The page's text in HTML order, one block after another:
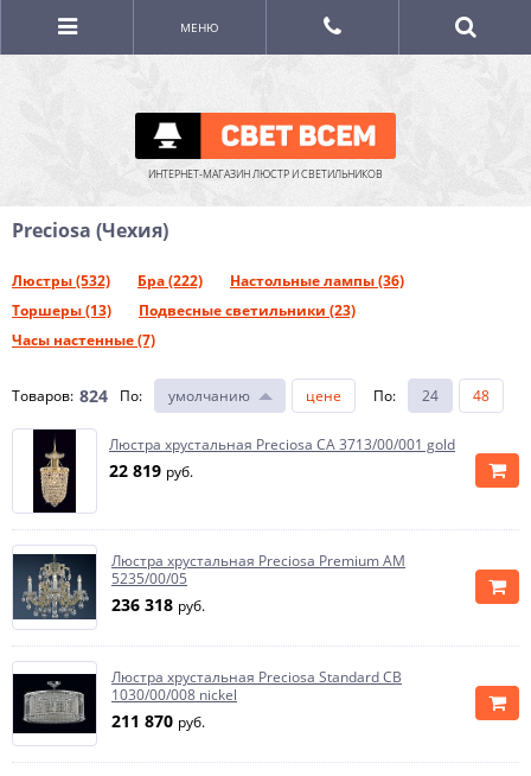
ИНТЕРНЕТ-МАГАЗИН ЛЮСТР И СВЕТИЛЬНИКОВ
МЕНЮ
Preciosa (Чехия)
Люстры (532) Бра (222)
Настольные лампы (36)
Торшеры (13)
Подвесные светильники (23)
Часы настенные (7)
Товаров: 824 По: умолчанию цене По: 24 48
Люстра хрустальная Preciosa CA 3713/00/001 gold
22 819 руб.
Люстра хрустальная Preciosa Premium AM
5235/00/05
236 318 руб.
Люстра хрустальная Preciosa Standard CB
1030/00/008 nickel
211 870 руб.